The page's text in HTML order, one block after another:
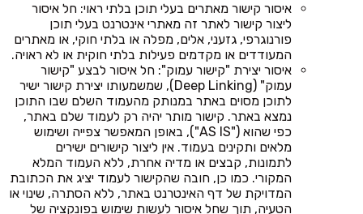
איסור קישור מאתרים בעלי תוכן בלתי ראוי: חל איסור
ליצור קישור לאתר זה מאתרי אינטרנט בעלי תוכן
פורנוגרפי, גזעני, אלים, מפלה או בלתי חוקי, או מאתרים
המעודדים או מקדמים פעילות בלתי חוקית או לא ראויה.
איסור יצירת "קישור עמוק": חל איסור לבצע "קישור
עמוק" (Deep Linking), שמשמעותו יצירת קישור ישיר
לתוכן מסוים באתר במנותק מהעמוד השלם שבו התוכן
נמצא באתר. קישור מותר יהיה רק לעמוד שלם באתר,
כפי שהוא ("AS IS"), באופן המאפשר צפייה ושימוש
מלאים ותקינים בעמוד. אין ליצור קישורים ישירים
לתמונות, קבצים או מדיה אחרת, ללא העמוד המלא
המקורי. כמו כן, חובה שהקישור לעמוד יציג את הכתובת
המדויקת של דף האינטרנט באתר, ללא הסתרה, שינוי או
הטעיה, תוך שחל איסור לעשות שימוש בפונקציה של